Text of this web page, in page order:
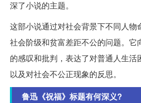
深了小说的主题。
这部小说通过对社会背景下不同人物
社会阶级和贫富差距不公的问题。它
的感叹和批判，表达了对普通人生活
以及对社会不公正现象的反思。
鲁迅《祝福》标题有何深义?